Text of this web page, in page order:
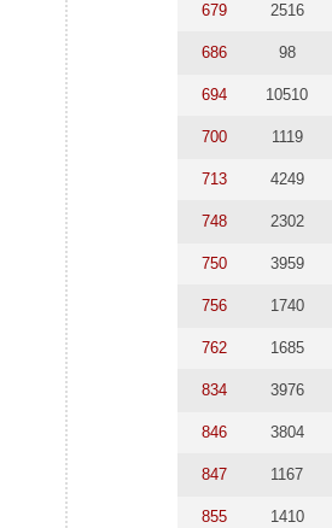
679 2516
686 98
694 10510
700 1119
713 4249
748 2302
750 3959
756 1740
762 1685
834 3976
846 3804
847 1167
855 1410